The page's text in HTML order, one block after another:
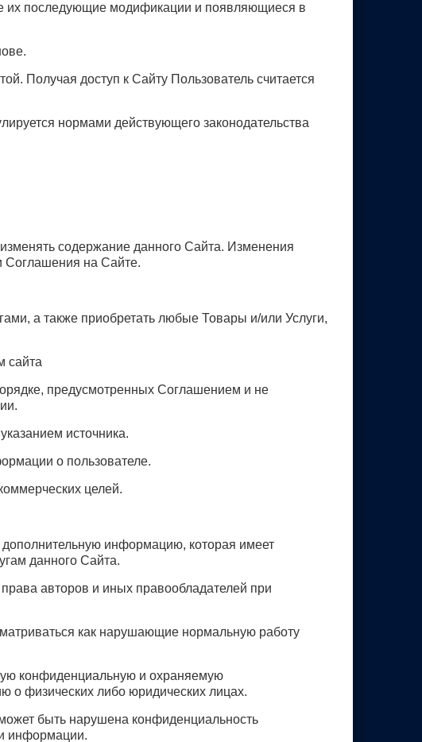
их последующие модификации и появляющиеся в
Получая доступ к Сайту Пользователь считается
нормами действующего законодательства
содержание данного Сайта. Изменения
Соглашения на Сайте.
а также приобретать любые Товары и/или Услуги,
сайта
предусмотренных Соглашением и не
источника.
о пользователе.
целей.
информацию, которая имеет
данного Сайта.
авторов и иных правообладателей при
как нарушающие нормальную работу
конфиденциальную и охраняемую
о физических либо юридических лицах.
быть нарушена конфиденциальность
информации.